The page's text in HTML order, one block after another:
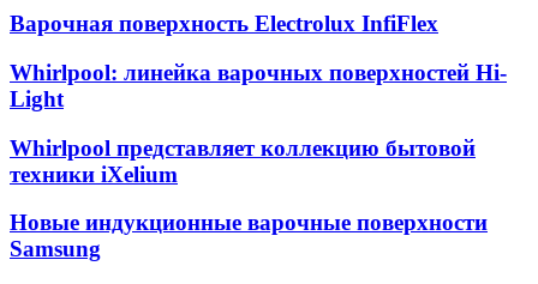
Варочная поверхность Electrolux InfiFlex
Whirlpool: линейка варочных поверхностей Hi-
Light
Whirlpool представляет коллекцию бытовой
техники iXelium
Новые индукционные варочные поверхности
Samsung